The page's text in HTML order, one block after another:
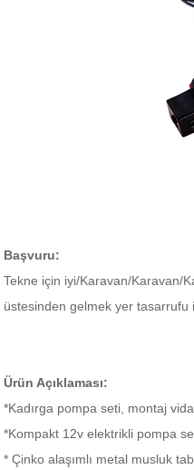
Başvuru:
Tekne için iyi/Karavan/Karavan/
üstesinden gelmek yer tasarrufu
Ürün Açıklaması:
*Kadırga pompa seti, montaj
*Kompakt 12v elektrikli pompa
* Çinko alaşımlı metal musluk